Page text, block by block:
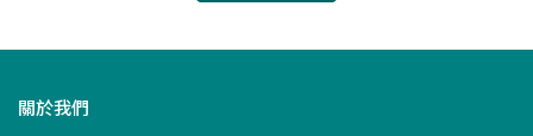
關於我們